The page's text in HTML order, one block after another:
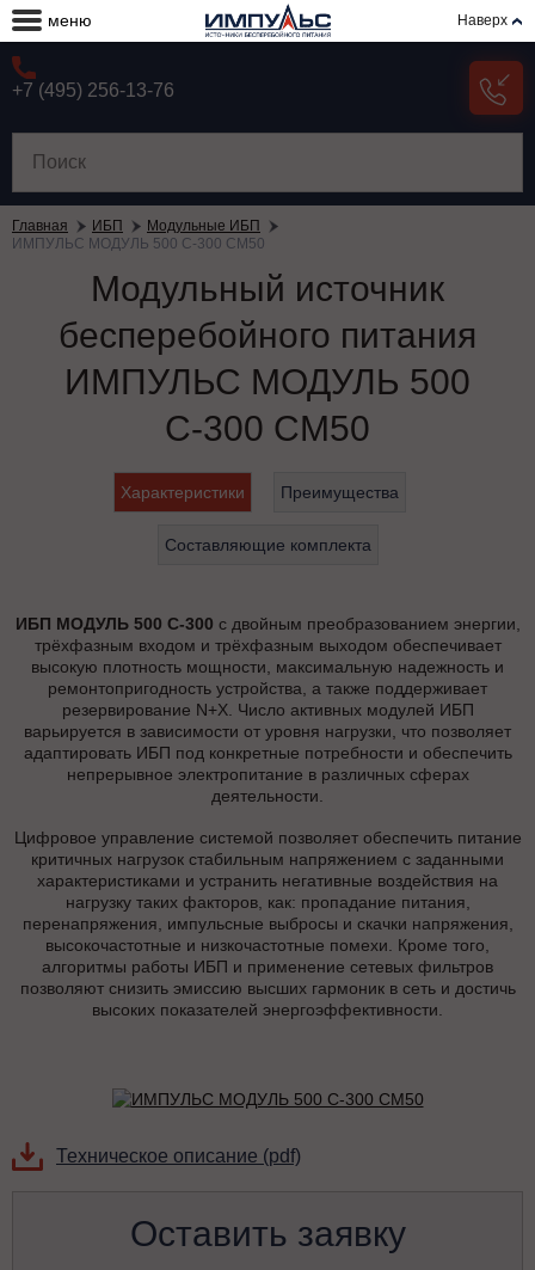
меню Наверх
+7 (495) 256-13-76
Главная ИБП
Модульные ИБП
ИМПУЛЬС МОДУЛЬ 500 С-300 СМ50
Модульный источник
бесперебойного питания
ИМПУЛЬС МОДУЛЬ 500
С-300 СМ50
Характеристики Преимущества
Составляющие комплекта
ИБП МОДУЛЬ 500 С-300 с двойным преобразованием энергии,
трёхфазным входом и трёхфазным выходом обеспечивает
высокую плотность мощности, максимальную надежность и
ремонтопригодность устройства, а также поддерживает
резервирование N+X. Число активных модулей ИБП
варьируется в зависимости от уровня нагрузки, что позволяет
адаптировать ИБП под конкретные потребности и обеспечить
непрерывное электропитание в различных сферах
деятельности.
Цифровое управление системой позволяет обеспечить питание
критичных нагрузок стабильным напряжением с заданными
характеристиками и устранить негативные воздействия на
нагрузку таких факторов, как: пропадание питания,
перенапряжения, импульсные выбросы и скачки напряжения,
высокочастотные и низкочастотные помехи. Кроме того,
алгоритмы работы ИБП и применение сетевых фильтров
позволяют снизить эмиссию высших гармоник в сеть и достичь
высоких показателей энергоэффективности.
Техническое описание (pdf)
Оставить заявку